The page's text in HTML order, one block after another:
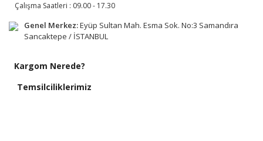
Çalışma Saatleri : 09.00 - 17.30
Genel Merkez:Eyüp Sultan Mah. Esma Sok. No:3 Samandıra
Sancaktepe / İSTANBUL
Kargom Nerede?
Temsilciliklerimiz